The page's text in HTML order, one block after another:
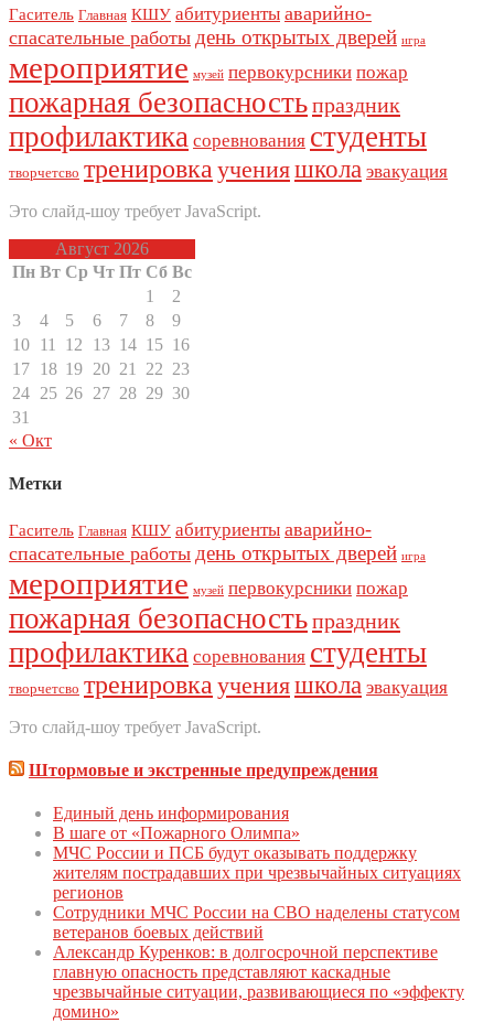
Гаситель Главная КШУ абитуриенты аварийно-
спасательные работы день открытых дверей игра
мероприятие музей первокурсники пожар
пожарная безопасностьпраздник
профилактика соревнования студенты
творчетсво тренировка ученияшкола эвакуация
Это слайд-шоу требует JavaScript.
Август 2026
Пн Вт Ср Чт Пт Сб Вс
1
2
3
4 5 6 7 8
9
10 11 12 13 14 15 16
17 18 19 20 21 22 23
24 25 26 27 28 29 30
31
« Окт
Метки
Гаситель Главная КШУ абитуриенты аварийно-
спасательные работы день открытых дверей игра
мероприятие музей первокурсники пожар
пожарная безопасностьпраздник
профилактика соревнования студенты
творчетсво тренировка ученияшкола эвакуация
Это слайд-шоу требует JavaScript.
Штормовые и экстренные предупреждения
Единый день инфoрмирoвания
В шаге от «Пожарного Олимпа»
МЧС России и ПСБ будут оказывать поддержку
жителям пострадавших при чрезвычайных ситуациях
регионов
Сотрудники МЧС России на СВО наделены статусом
ветеранов боевых действий
Александр Куренков: в долгосрочной перспективе
главную опасность представляют каскадные
чрезвычайные ситуации, развивающиеся по «эффекту
домино»